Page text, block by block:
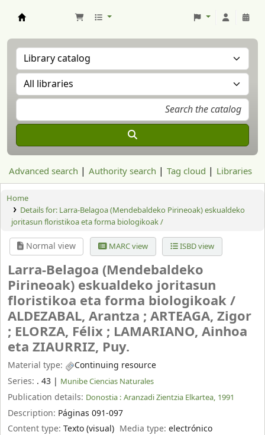
Advanced search Authority search Tag cloud Libraries
Home
Details for: Larra-Belagoa (Mendebaldeko Pirineoak) eskualdeko
joritasun floristikoa eta forma biologikoak /
Normal view MARC view ISBD view
Larra-Belagoa (Mendebaldeko
Pirineoak) eskualdeko joritasun
floristikoa eta forma biologikoak /
ALDEZABAL, Arantza ; ARTEAGA, Zigor
; ELORZA, Félix ; LAMARIANO, Ainhoa
eta ZIAURRIZ, Puy.
Material type:
Continuing resource
Series: . 43 | Munibe Ciencias Naturales
Publication details: Donostia : Aranzadi Zientzia Elkartea, 1991
Description: Páginas 091-097
Content type: Texto (visual) Media type:electrónico